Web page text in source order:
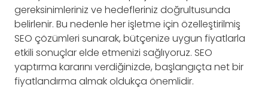
gereksinimleriniz ve hedefleriniz doğrultusunda
belirlenir. Bu nedenle her işletme için özelleştirilmiş
SEO çözümleri sunarak, bütçenize uygun fiyatlarla
etkili sonuçlar elde etmenizi sağlıyoruz. SEO
yaptırma kararını verdiğinizde, başlangıçta net bir
fiyatlandırma almak oldukça önemlidir.